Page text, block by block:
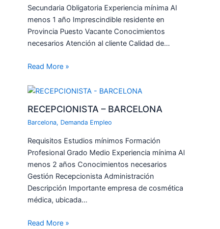
Secundaria Obligatoria Experiencia mínima Al
menos 1 año Imprescindible residente en
Provincia Puesto Vacante Conocimientos
necesarios Atención al cliente Calidad de…
Read More »
RECEPCIONISTA – BARCELONA
Barcelona, Demanda Empleo
Requisitos Estudios mínimos Formación
Profesional Grado Medio Experiencia mínima Al
menos 2 años Conocimientos necesarios
Gestión Recepcionista Administración
Descripción Importante empresa de cosmética
médica, ubicada…
Read More »